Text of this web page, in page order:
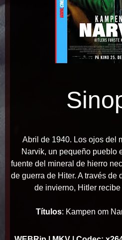
Abril de 1940. Los ojos del
Narvik, un pequeño pueblo
fuente del mineral de hierro
de guerra de Hiter. A través de
de invierno, Hitler
Títulos: Kampen om